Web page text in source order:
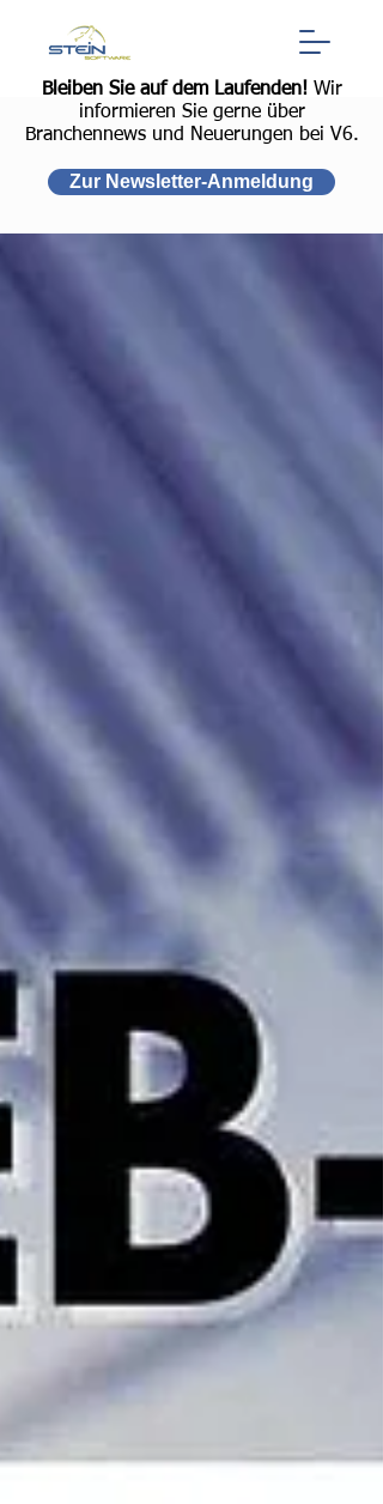
Bleiben Sie auf dem Laufenden!Wir
informieren Sie gerne über
Branchennews und Neuerungen bei V6.
Zur Newsletter-Anmeldung